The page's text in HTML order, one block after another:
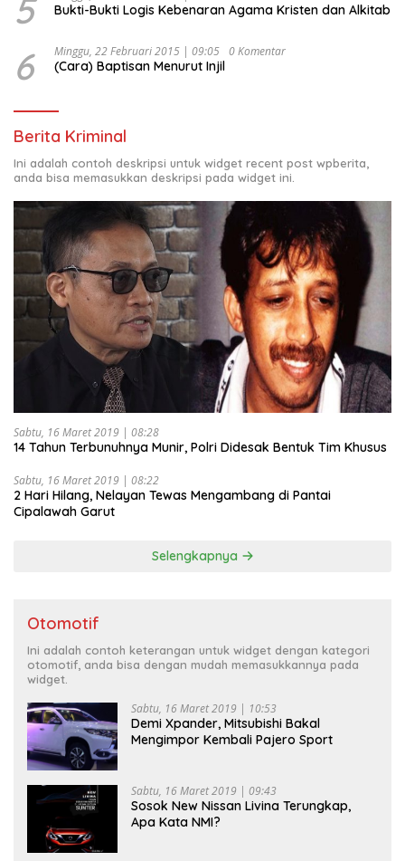
5 Bukti-Bukti Logis Kebenaran Agama Kristen dan Alkitab
6 Minggu, 22 Februari 2015 | 09:05 0 Komentar
(Cara) Baptisan Menurut Injil
Berita Kriminal
Ini adalah contoh deskripsi untuk widget recent post wpberita,
anda bisa memasukkan deskripsi pada widget ini.
Sabtu, 16 Maret 2019 | 08:28
14 Tahun Terbunuhnya Munir, Polri Didesak Bentuk Tim Khusus
Sabtu, 16 Maret 2019 | 08:22
2 Hari Hilang, Nelayan Tewas Mengambang di Pantai
Cipalawah Garut
Selengkapnya
Otomotif
Ini adalah contoh keterangan untuk widget dengan kategori
otomotif, anda bisa dengan mudah memasukkannya pada
widget.
Sabtu, 16 Maret 2019 | 10:53
Demi Xpander, Mitsubishi Bakal
Mengimpor Kembali Pajero Sport
Sabtu, 16 Maret 2019 | 09:43
Sosok New Nissan Livina Terungkap,
Apa Kata NMI?